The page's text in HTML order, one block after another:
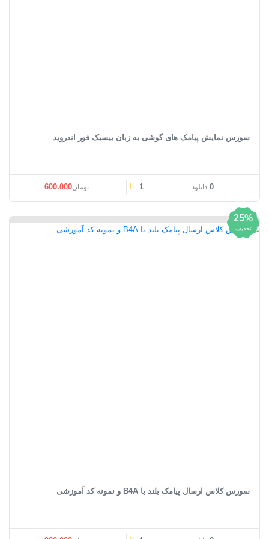
سورس نمایش پیامک های گوشی به زبان بیسیک فور اندروید
0 دانلود 1 تومان600.000
25%
تخفیف
سورس کلاس ارسال پیامک بلند با B4A و نمونه کد آموزشی